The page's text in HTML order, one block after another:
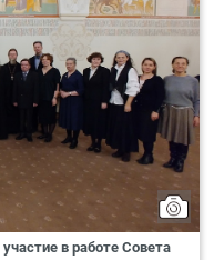
в работе Совета